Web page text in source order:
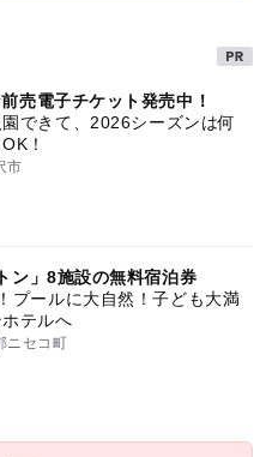
売電子チケット発売中！
できて、2026シーズンは何
！
市
ン」8施設の無料宿泊券
プールに大自然！子ども大満
テルへ
ニセコ町